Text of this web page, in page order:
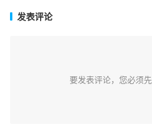
发表评论
要发表评论，您必须先